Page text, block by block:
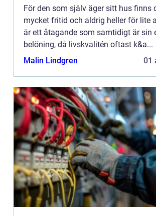
För den som själv äger sitt hus finns
mycket fritid och aldrig heller för lite
är ett åtagande som samtidigt är sin
belöning, då livskvalitén oftast k&a...
Malin Lindgren
01